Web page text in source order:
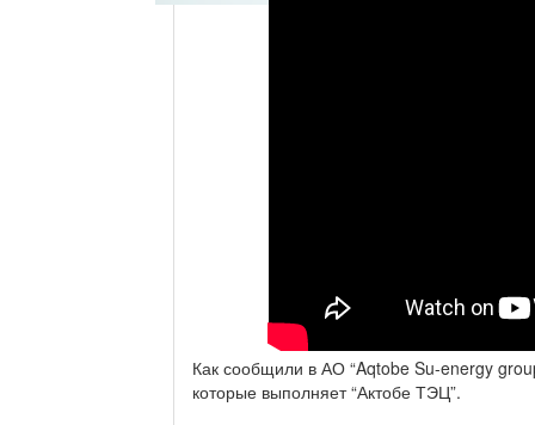
Как сообщили в АО “Aqtobe Su-energy
которые выполняет “Актобе ТЭЦ”.